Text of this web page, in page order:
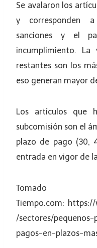
Se avalaron los
y corresponden
sanciones y el
incumplimiento.
restantes son los
eso generan mayor
Los artículos que
subcomisión son el
plazo de pago (30,
entrada en vigor de
Tiempo.com:
/sectores/
pagos-en-plazos-